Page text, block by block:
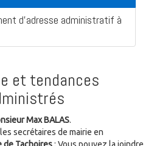
d'adresse administratif à
et tendances
Max BALAS.
secrétaires de mairie en
de Tachoires: Vous pouvez la joindre